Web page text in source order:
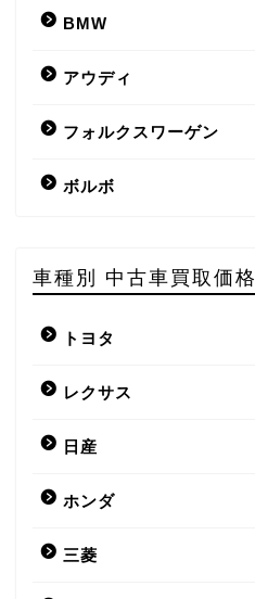
BMW
アウディ
フォルクスワーゲン
ボルボ
車種別 中古車買取価格
トヨタ
レクサス
日産
ホンダ
三菱